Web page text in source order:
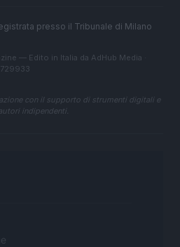
presso il Tribunale di Milano
— Edito in Italia da AdHub Media
con il supporto di strumenti digitali e
indipendenti.